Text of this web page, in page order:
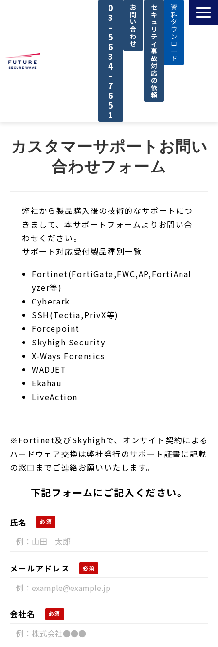
0
3
-
5
6
3
4
-
7
6
5
1
お
問
い
合
わ
せ
セ
キ
ュ
リ
テ
ィ
事
故
対
応
の
依
頼
資
料
ダ
ウ
ン
ロ
ー
ド
私たちの強み
解決できる課題
セミナー/イベント
会社案内
カスタマーサポートお問い
合わせフォーム
弊社から製品購入後の技術的なサポートにつ
きまして、本サポートフォームよりお問い合
わせください。
サポート対応受付製品種別一覧
Fortinet(FortiGate,FWC,AP,FortiAnal
yzer等)
Cyberark
SSH(Tectia,PrivX等)
Forcepoint
Skyhigh Security
X-Ways Forensics
WADJET
Ekahau
LiveAction
※Fortinet及びSkyhighで、オンサイト契約による
ハードウェア交換は弊社発行のサポート証書に記載
の窓口までご連絡お願いいたします。
下記フォームにご記入ください。
氏名
メールアドレス
会社名